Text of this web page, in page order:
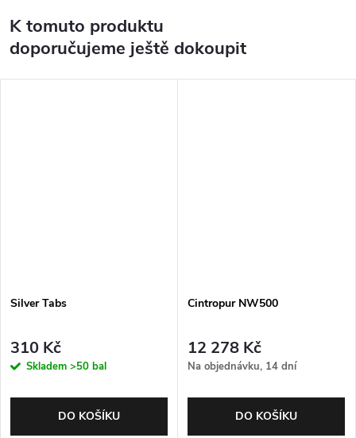
K tomuto produktu
doporučujeme ještě dokoupit
Silver Tabs
310 Kč
Skladem >50 bal
DO KOŠÍKU
Cintropur NW500
12 278 Kč
Na objednávku, 14 dní
DO KOŠÍKU